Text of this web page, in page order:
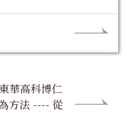
華高科博仁
方法 ---- 從